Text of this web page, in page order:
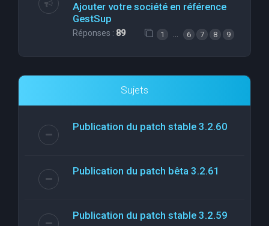
Ajouter votre société en référence
GestSup
Réponses : 89 1 6 7 8 9
Sujets
Publication du patch stable 3.2.60
Publication du patch bêta 3.2.61
Publication du patch stable 3.2.59